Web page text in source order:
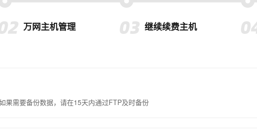
万网主机管理 继续续费主机
果需要备份数据，请在15天内通过FTP及时备份